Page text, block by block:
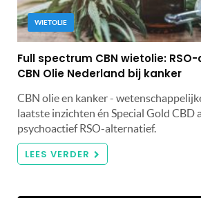
WIETOLIE
Full spectrum CBN wietolie:
CBN Olie Nederland bij kanker
CBN olie en kanker -
laatste inzichten én Special Gold CBD
psychoactief RSO-alternatief.
LEES VERDER